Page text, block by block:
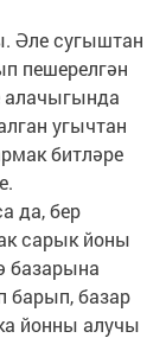
Әле сугыштан
пешерелгән
алачыгында
угычтан
битләре
да, бер
сарык йоны
базарына
барып, базар
йонны алучы